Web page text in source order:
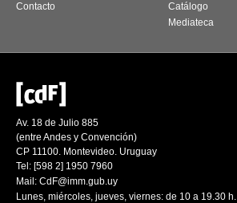
Contacto
Catálogo
Mediateca
Av. 18 de Julio 885
(entre Andes y Convención)
CP 11100. Montevideo. Uruguay
Tel: [598 2] 1950 7960
Mail: CdF@imm.gub.uy
Lunes, miércoles, jueves, viernes: de 10 a 19.30 h.